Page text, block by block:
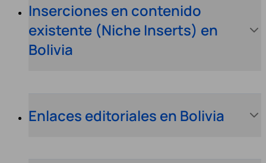
Inserciones en contenido
existente (Niche Inserts) en
Bolivia
Enlaces editoriales en Bolivia